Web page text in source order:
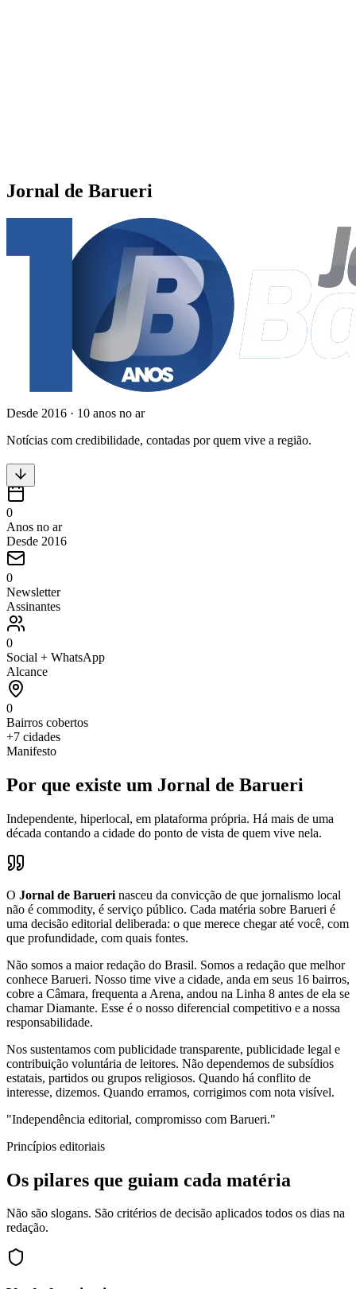
Jornal de Barueri
Desde 2016 · 10 anos no ar
Notícias com credibilidade, contadas por quem vive a região.
0
Anos no ar
Desde 2016
0
Newsletter
Assinantes
0
Social + WhatsApp
Alcance
0
Bairros cobertos
+7 cidades
Manifesto
Por que existe um Jornal de Barueri
Independente, hiperlocal, em plataforma própria. Há mais de uma
década contando a cidade do ponto de vista de quem vive nela.
O Jornal de Barueri nasceu da convicção de que jornalismo local
não é commodity, é serviço público. Cada matéria sobre Barueri é
uma decisão editorial deliberada: o que merece chegar até você, com
que profundidade, com quais fontes.
Não somos a maior redação do Brasil. Somos a redação que melhor
conhece Barueri. Nosso time vive a cidade, anda em seus 16 bairros,
cobre a Câmara, frequenta a Arena, andou na Linha 8 antes de ela se
chamar Diamante. Esse é o nosso diferencial competitivo e a nossa
responsabilidade.
Nos sustentamos com publicidade transparente, publicidade legal e
contribuição voluntária de leitores. Não dependemos de subsídios
estatais, partidos ou grupos religiosos. Quando há conflito de
interesse, dizemos. Quando erramos, corrigimos com nota visível.
"Independência editorial, compromisso com Barueri."
Princípios editoriais
Os pilares que guiam cada matéria
Não são slogans. São critérios de decisão aplicados todos os dias na
redação.